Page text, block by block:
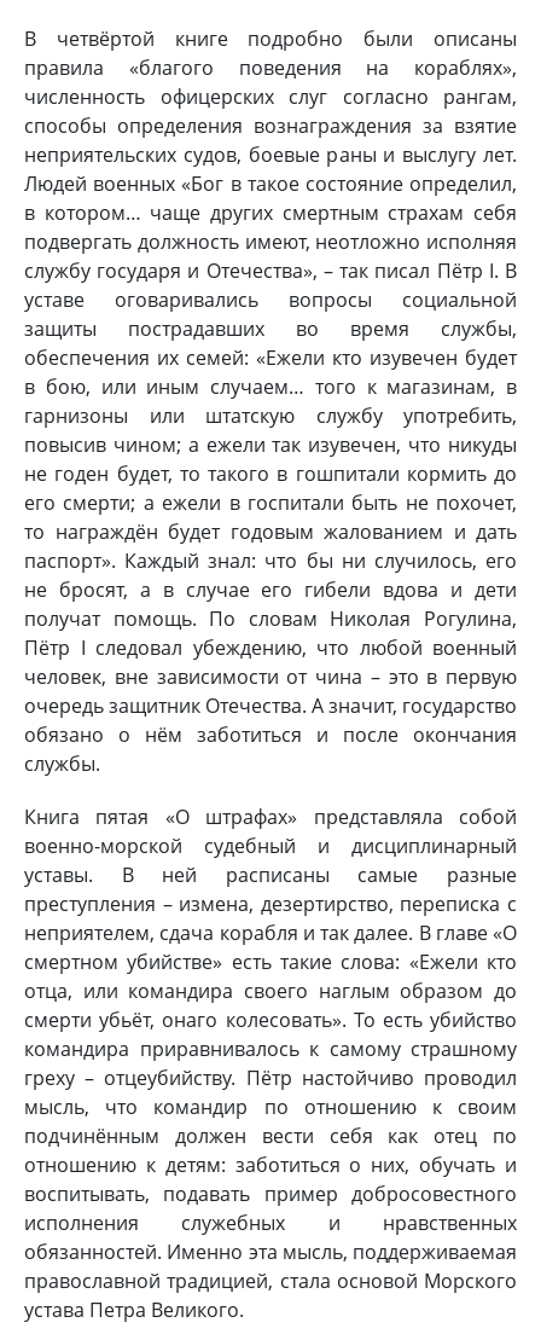
В четвёртой книге подробно были описаны
правила «благого поведения на кораблях»,
численность офицерских слуг согласно рангам,
способы определения вознаграждения за взятие
неприятельских судов, боевые раны и выслугу лет.
Людей военных «Бог в такое состояние определил,
в котором… чаще других смертным страхам себя
подвергать должность имеют, неотложно исполняя
службу государя и Отечества», – так писал Пётр I. В
уставе оговаривались вопросы социальной
защиты пострадавших во время службы,
обеспечения их семей: «Ежели кто изувечен будет
в бою, или иным случаем… того к магазинам, в
гарнизоны или штатскую службу употребить,
повысив чином; а ежели так изувечен, что никуды
не годен будет, то такого в гошпитали кормить до
его смерти; а ежели в госпитали быть не похочет,
то награждён будет годовым жалованием и дать
паспорт». Каждый знал: что бы ни случилось, его
не бросят, а в случае его гибели вдова и дети
получат помощь. По словам Николая Рогулина,
Пётр I следовал убеждению, что любой военный
человек, вне зависимости от чина – это в первую
очередь защитник Отечества. А значит, государство
обязано о нём заботиться и после окончания
службы.
Книга пятая «О штрафах» представляла собой
военно-морской судебный и дисциплинарный
уставы. В ней расписаны самые разные
преступления – измена, дезертирство, переписка с
неприятелем, сдача корабля и так далее. В главе «О
смертном убийстве» есть такие слова: «Ежели кто
отца, или командира своего наглым образом до
смерти убьёт, онаго колесовать». То есть убийство
командира приравнивалось к самому страшному
греху – отцеубийству. Пётр настойчиво проводил
мысль, что командир по отношению к своим
подчинённым должен вести себя как отец по
отношению к детям: заботиться о них, обучать и
воспитывать, подавать пример добросовестного
исполнения служебных и нравственных
обязанностей. Именно эта мысль, поддерживаемая
православной традицией, стала основой Морского
устава Петра Великого.